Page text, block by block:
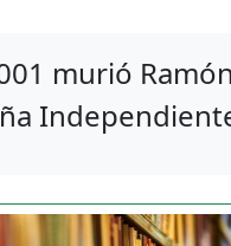
murió